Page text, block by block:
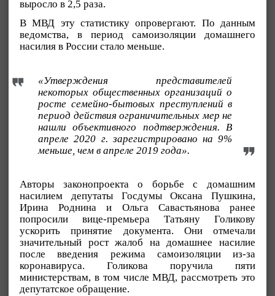
выросло в 2,5 раза.
В МВД эту статистику опровергают. По данным
ведомства, в период самоизоляции домашнего
насилия в России стало меньше.
«Утверждения представителей
некоторых общественных организаций о
росте семейно-бытовых преступлений в
период действия ограничительных мер не
нашли объективного подтверждения. В
апреле 2020 г. зарегистрировано на 9%
меньше, чем в апреле 2019 года».
Авторы законопроекта о борьбе с домашним
насилием депутаты Госдумы Оксана Пушкина,
Ирина Роднина и Ольга Савастьянова ранее
попросили вице-премьера Татьяну Голикову
ускорить принятие документа. Они отмечали
значительный рост жалоб на домашнее насилие
после введения режима самоизоляции из-за
коронавируса. Голикова поручила пяти
министерствам, в том числе МВД, рассмотреть это
депутатское обращение.